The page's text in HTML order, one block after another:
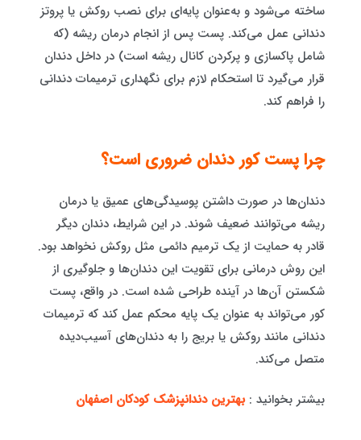
ساخته می‌شود و به‌عنوان پایه‌ای برای نصب روکش یا پروتز
دندانی عمل می‌کند. پست پس از انجام درمان ریشه (که
شامل پاکسازی و پرکردن کانال ریشه است) در داخل دندان
قرار می‌گیرد تا استحکام لازم برای نگهداری ترمیمات دندانی
را فراهم کند.
چرا پست کور دندان ضروری است؟
دندان‌ها در صورت داشتن پوسیدگی‌های عمیق یا درمان
ریشه می‌توانند ضعیف شوند. در این شرایط، دندان دیگر
قادر به حمایت از یک ترمیم دائمی مثل روکش نخواهد بود.
این روش درمانی برای تقویت این دندان‌ها و جلوگیری از
شکستن آن‌ها در آینده طراحی شده است. در واقع، پست
کور می‌تواند به عنوان یک پایه محکم عمل کند که ترمیمات
دندانی مانند روکش یا بریج را به دندان‌های آسیب‌دیده
متصل می‌کند.
بیشتر بخوانید : بهترین دندانپزشک کودکان اصفهان